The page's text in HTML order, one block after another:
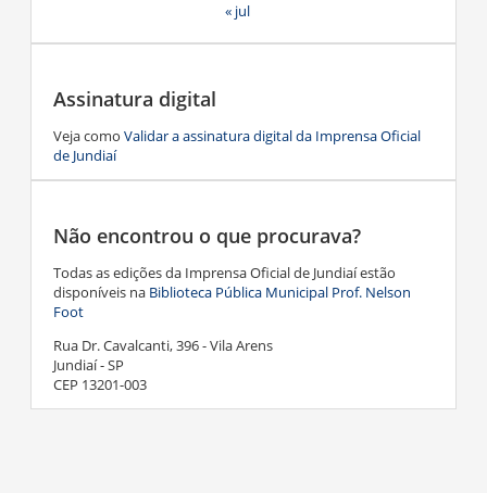
« jul
Assinatura digital
Veja como Validar a assinatura digital da Imprensa Oficial
de Jundiaí
Não encontrou o que procurava?
Todas as edições da Imprensa Oficial de Jundiaí estão
disponíveis na Biblioteca Pública Municipal Prof. Nelson
Foot
Rua Dr. Cavalcanti, 396 - Vila Arens
Jundiaí - SP
CEP 13201-003